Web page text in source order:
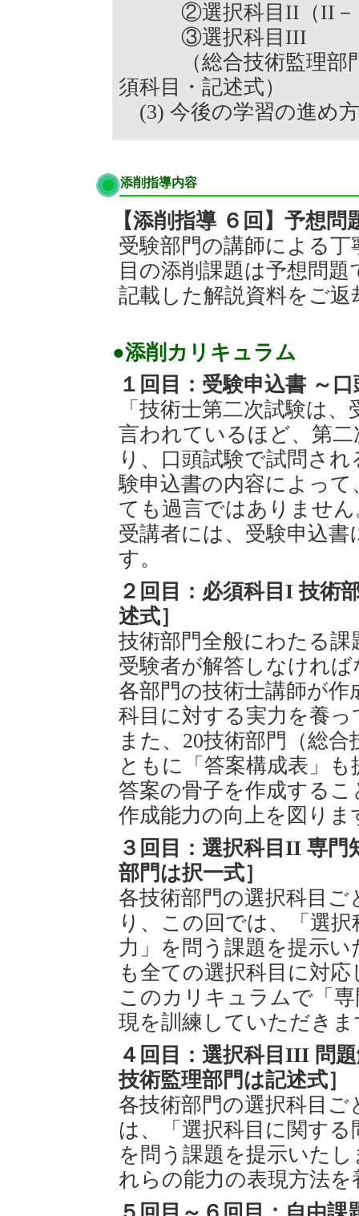
②選択科目II（II－
③選択科目III
（総合技術監理部門
須科目・記述式）
(3) 今後の学習の進め
添削指導内容
【添削指導 ６回】予想問
受験部門の講師による
目の添削課題は予想問
記載した解説資料をご返
●添削カリキュラム
１回目：受験申込書 ～
「技術士第二次試験は
言われているほど、第
り、口頭試験で試問さ
験申込書の内容によっ
ても過言ではありません
受講者には、受験申込
す。
２回目：必須科目I 技術
述式］
技術部門全般にわたる
受験者が解答しなけれ
各部門の技術士講師が
科目に対する実力を養
また、20技術部門（総
ともに「答案構成表」
答案の骨子を作成する
作成能力の向上を図りま
３回目：選択科目II 専門
部門は択一式］
各技術部門の選択科目
り、この回では、「選
力」を問う課題を提示
も全ての選択科目に対
このカリキュラムで「
現を訓練していただきま
４回目：選択科目III 問
技術監理部門は記述式］
各技術部門の選択科目
は、「選択科目に関す
を問う課題を提示いた
れらの能力の表現方法を